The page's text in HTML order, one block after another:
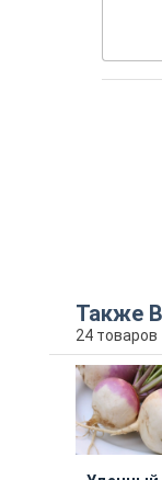
Также
24 товаров